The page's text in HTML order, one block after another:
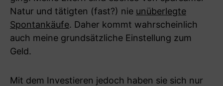
Natur und tätigten (fast?) nie unüberlegte
Spontankäufe. Daher kommt wahrscheinlich
auch meine grundsätzliche Einstellung zum
Geld.
Mit dem Investieren jedoch haben sie sich nur